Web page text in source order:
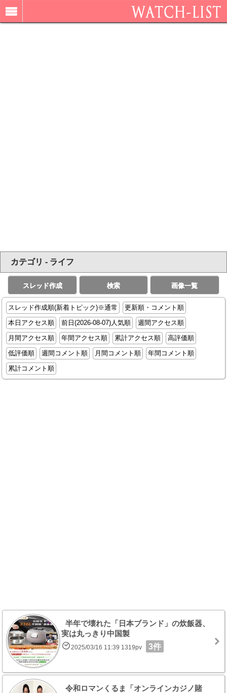
カテゴリ - ライフ
スレッド作成 検索 画像一覧
スレッド作成順(新着トピック)※通常
更新順・コメント順
本日アクセス順
前日(2026-08-07)人気順
週間アクセス順
月間アクセス順
年間アクセス順 累計アクセス順
高評価順
低評価順
週間コメント順 月間コメント順
年間コメント順
累計コメント順
半年で壊れた「日本ブランド」の炊飯器、
実は丸っきり中国製
2025/03/16 11:39 1319pv 3件
令和ロマンくるま「オンラインカジノ賭